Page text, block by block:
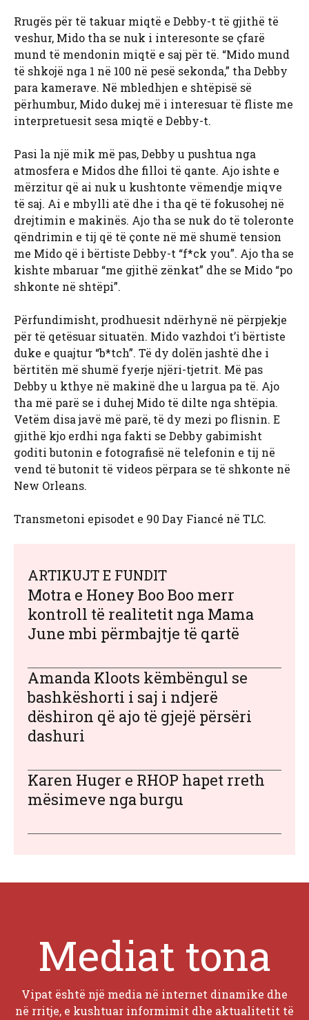
Rrugës për të takuar miqtë e Debby-t të gjithë të
veshur, Mido tha se nuk i interesonte se çfarë
mund të mendonin miqtë e saj për të. “Mido mund
të shkojë nga 1 në 100 në pesë sekonda,” tha Debby
para kamerave. Në mbledhjen e shtëpisë së
përhumbur, Mido dukej më i interesuar të fliste me
interpretuesit sesa miqtë e Debby-t.
Pasi la një mik më pas, Debby u pushtua nga
atmosfera e Midos dhe filloi të qante. Ajo ishte e
mërzitur që ai nuk u kushtonte vëmendje miqve
të saj. Ai e mbylli atë dhe i tha që të fokusohej në
drejtimin e makinës. Ajo tha se nuk do të toleronte
qëndrimin e tij që të çonte në më shumë tension
me Mido që i bërtiste Debby-t “f*ck you”. Ajo tha se
kishte mbaruar “me gjithë zënkat” dhe se Mido “po
shkonte në shtëpi”.
Përfundimisht, prodhuesit ndërhynë në përpjekje
për të qetësuar situatën. Mido vazhdoi t’i bërtiste
duke e quajtur “b*tch”. Të dy dolën jashtë dhe i
bërtitën më shumë fyerje njëri-tjetrit. Më pas
Debby u kthye në makinë dhe u largua pa të. Ajo
tha më parë se i duhej Mido të dilte nga shtëpia.
Vetëm disa javë më parë, të dy mezi po flisnin. E
gjithë kjo erdhi nga fakti se Debby gabimisht
goditi butonin e fotografisë në telefonin e tij në
vend të butonit të videos përpara se të shkonte në
New Orleans.
Transmetoni episodet e 90 Day Fiancé në TLC.
ARTIKUJT E FUNDIT
Motra e Honey Boo Boo merr
kontroll të realitetit nga Mama
June mbi përmbajtje të qartë
Amanda Kloots këmbëngul se
bashkëshorti i saj i ndjerë
dëshiron që ajo të gjejë përsëri
dashuri
Karen Huger e RHOP hapet rreth
mësimeve nga burgu
Mediat tona
Vipat është një media në internet dinamike dhe
në rritje, e kushtuar informimit dhe aktualitetit të